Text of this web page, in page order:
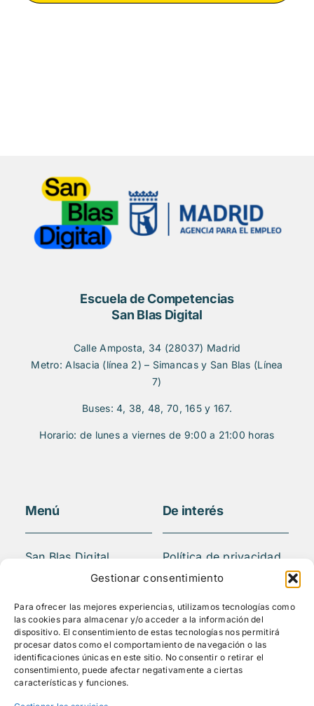
Gestionar consentimiento
Para ofrecer las mejores experiencias, utilizamos tecnologías como
las cookies para almacenar y/o acceder a la información del
dispositivo. El consentimiento de estas tecnologías nos permitirá
procesar datos como el comportamiento de navegación o las
identificaciones únicas en este sitio. No consentir o retirar el
consentimiento, puede afectar negativamente a ciertas
características y funciones.
Escuela de Competencias
San Blas Digital
Calle Amposta, 34 (28037) Madrid
Metro: Alsacia (línea 2) – Simancas y San Blas (Línea
7)
Buses: 4, 38, 48, 70, 165 y 167.
Horario: de lunes a viernes de 9:00 a 21:00 horas
Menú
San Blas Digital
Quiénes somos
Actividades
Blog
Mediateca
Contacto
De interés
Política de privacidad
Aviso legal